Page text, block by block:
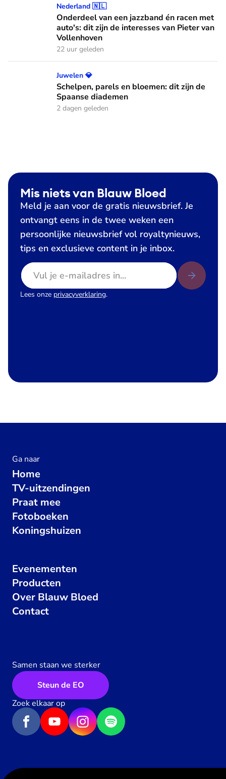
Onderdeel van een jazzband én racen met auto's: dit zijn
Nederland 🇳🇱
Onderdeel van een jazzband én racen met
auto's: dit zijn de interesses van Pieter van
Vollenhoven
22 uur geleden
Schelpen, parels en bloemen: dit zijn de Spaanse diademen
Juwelen 💎
Schelpen, parels en bloemen: dit zijn de
Spaanse diademen
2 dagen geleden
Mis niets van Blauw Bloed
Meld je aan voor de gratis nieuwsbrief. Je
ontvangt eens in de twee weken een
persoonlijke nieuwsbrief vol royaltynieuws,
tips en exclusieve content in je inbox.
E-mailadres
Lees onze privacyverklaring.
Ga naar
Home
TV-uitzendingen
Praat mee
Fotoboeken
Koningshuizen
Evenementen
Producten
Over Blauw Bloed
Contact
Samen staan we sterker
Steun de EO
Zoek elkaar op